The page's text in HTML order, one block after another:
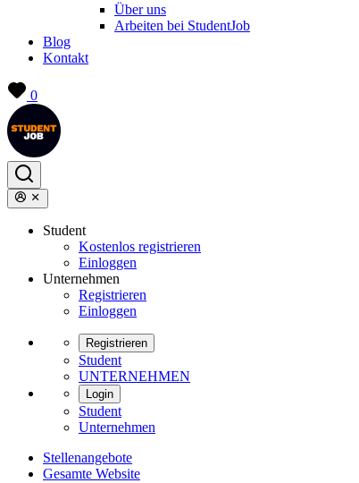
Über uns
Arbeiten bei StudentJob
Blog
Kontakt
0
Student
Kostenlos registrieren
Einloggen
Unternehmen
Registrieren
Einloggen
Registrieren
Student
UNTERNEHMEN
Login
Student
Unternehmen
Stellenangebote
Gesamte Website